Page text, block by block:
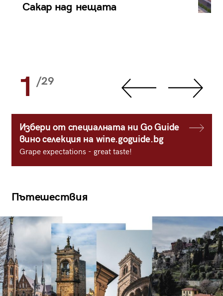
Сакар над нещата
1 /29
Избери от специалната ни Go Guide
вино селекция на wine.goguide.bg
Grape expectations - great taste!
Пътешествия